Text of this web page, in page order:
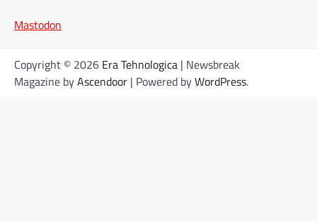
Mastodon
Copyright © 2026 Era Tehnologica | Newsbreak
Magazine byAscendoor | Powered byWordPress.